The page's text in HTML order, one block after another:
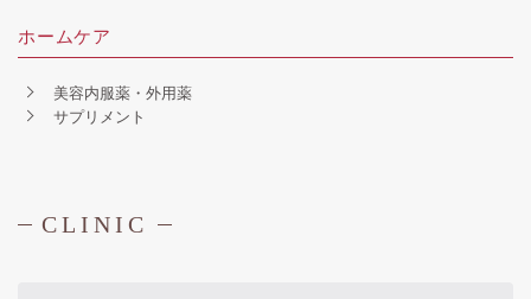
ホームケア
美容内服薬・外用薬
サプリメント
CLINIC